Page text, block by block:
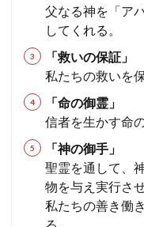
父なる神を「ア
してくれる。
「救いの保証」
私たちの救いを
「命の御霊」
信者を生かす命
「神の御手」
聖霊を通して、
物を与え実行させ
私たちの善き働
福音
律法
選び
ユダ
油注ぎ
聖霊
第２回伝道旅行
救い
ヨアシュ
聖徒
看守
改革
アッシリヤ
ギデオン
神の